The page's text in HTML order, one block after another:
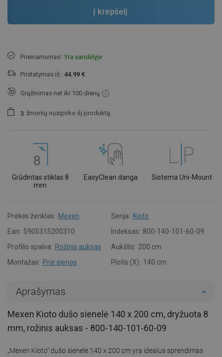
Į krepšelį
Prieinamumas: Yra sandėlyje
Pristatymas iš: 44.99 €
Grąžinimas net iki 100 dienų
3 žmonių nusipirko šį produktą.
Grūdintas stiklas 8
mm
EasyClean danga Sistema Uni-Mount
Prekės ženklas: Mexen Serija: Kioto
Ean: 5905315200310 Indeksas: 800-140-101-60-09
Profilio spalva: Rožinis auksas Aukštis: 200 cm
Montažas: Prie sienos Plotis (X): 140 cm
Aprašymas
Mexen Kioto dušo sienelė 140 x 200 cm, dryžuota 8
mm, rožinis auksas - 800-140-101-60-09
„Mexen Kioto“ dušo sienelė 140 x 200 cm yra idealus sprendimas